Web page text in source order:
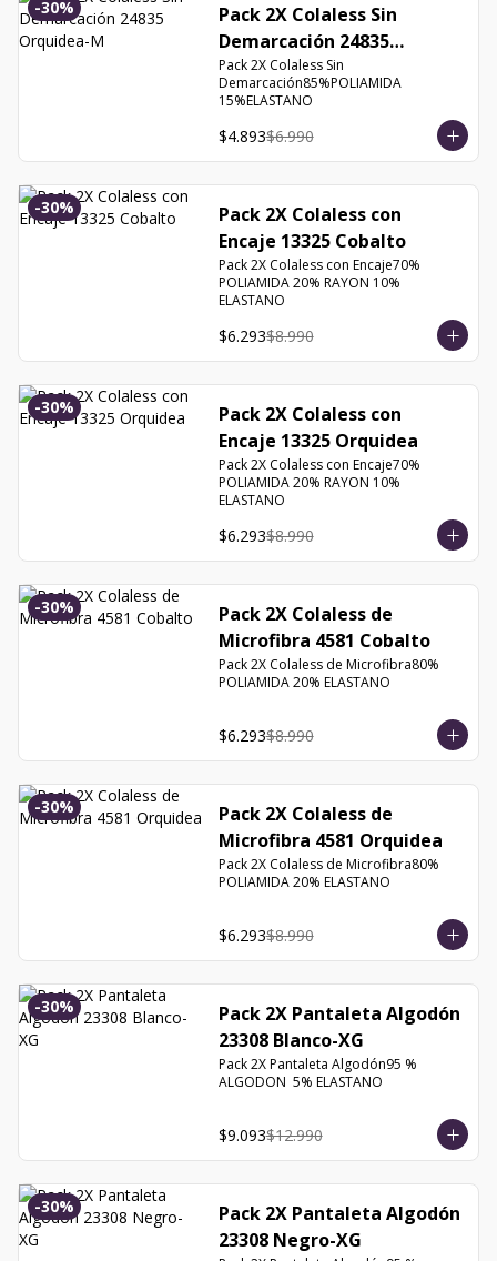
-30%
Pack 2X Colaless Sin
Demarcación 24835
Orquidea-M
Pack 2X Colaless Sin
Demarcación85%POLIAMIDA
15%ELASTANO
$4.893$6.990
-30%
Pack 2X Colaless con
Encaje 13325 Cobalto
Pack 2X Colaless con Encaje70%
POLIAMIDA 20% RAYON 10%
ELASTANO
$6.293$8.990
-30%
Pack 2X Colaless con
Encaje 13325 Orquidea
Pack 2X Colaless con Encaje70%
POLIAMIDA 20% RAYON 10%
ELASTANO
$6.293$8.990
-30%
Pack 2X Colaless de
Microfibra 4581 Cobalto
Pack 2X Colaless de Microfibra80%
POLIAMIDA 20% ELASTANO
$6.293$8.990
-30%
Pack 2X Colaless de
Microfibra 4581 Orquidea
Pack 2X Colaless de Microfibra80%
POLIAMIDA 20% ELASTANO
$6.293$8.990
-30%
Pack 2X Pantaleta Algodón
23308 Blanco-XG
Pack 2X Pantaleta Algodón95 %
ALGODON  5% ELASTANO
$9.093$12.990
-30%
Pack 2X Pantaleta Algodón
23308 Negro-XG